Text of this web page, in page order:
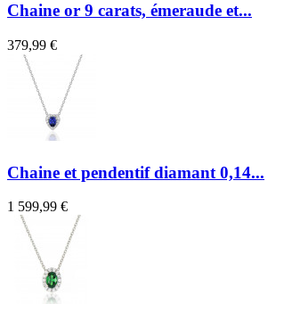
Chaine or 9 carats, émeraude et...
379,99 €
Chaine et pendentif diamant 0,14...
1 599,99 €